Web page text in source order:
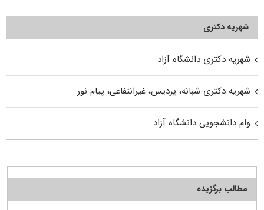
شهریه دکتری
شهریه دکتری دانشگاه آزاد
شهریه دکتری شبانه، پردیس، غیرانتفاعی، پیام نور
وام دانشجویی دانشگاه آزاد
مطالب برگزیده